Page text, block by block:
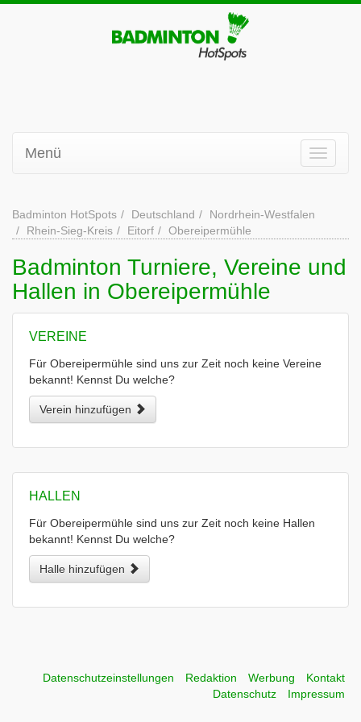
Menü
Badminton HotSpots Deutschland
Nordrhein-Westfalen
Rhein-Sieg-Kreis
Eitorf Obereipermühle
Badminton Turniere, Vereine und
Hallen in Obereipermühle
VEREINE
Für Obereipermühle sind uns zur Zeit noch keine Vereine
bekannt! Kennst Du welche?
Verein hinzufügen
HALLEN
Für Obereipermühle sind uns zur Zeit noch keine Hallen
bekannt! Kennst Du welche?
Halle hinzufügen
Datenschutzeinstellungen Redaktion Werbung
Kontakt
Datenschutz
Impressum